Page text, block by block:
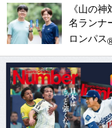
《山の
名ランナ
ロンパス